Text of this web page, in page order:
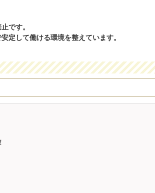
です。
定して働ける環境を整えています。